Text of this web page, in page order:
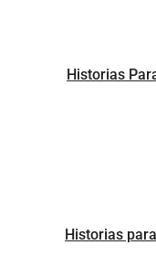
Historias
Historias